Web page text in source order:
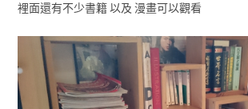
裡面還有不少書籍 以及 漫畫可以觀看